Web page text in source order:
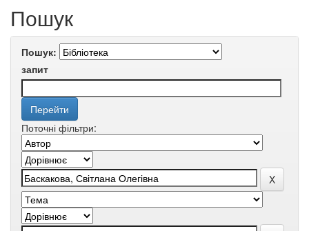
Пошук
Пошук:
запит
Поточні фільтри: